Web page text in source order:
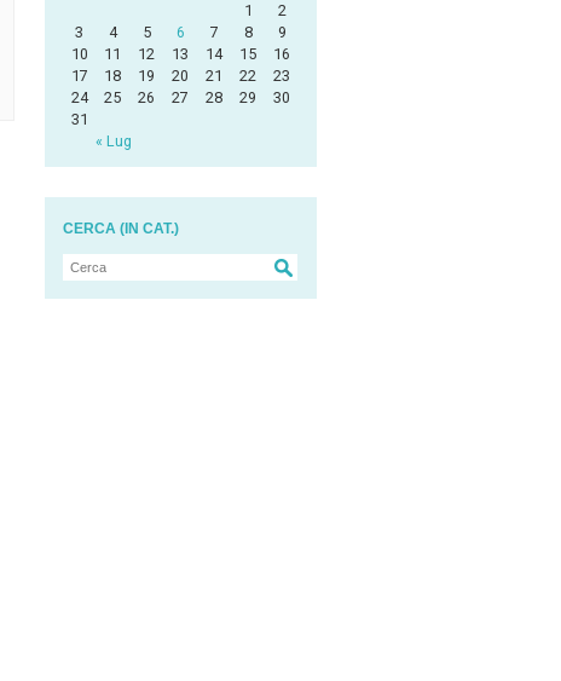
« Lug
1
2
3
4 5 6 7 8
9
10
11 12 13 14 15
16
17
18 19 20 21 22
23
24
25 26 27 28 29
30
31
CERCA (IN CAT.)